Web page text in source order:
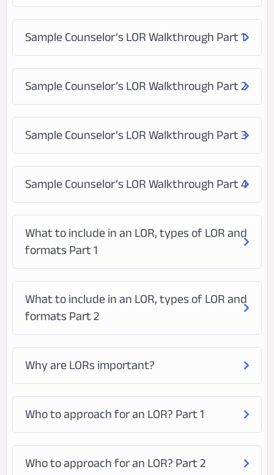
Sample Counselor’s LOR Walkthrough Part 1
Sample Counselor’s LOR Walkthrough Part 2
Sample Counselor’s LOR Walkthrough Part 3
Sample Counselor’s LOR Walkthrough Part 4
What to include in an LOR, types of LOR and
formats Part 1
What to include in an LOR, types of LOR and
formats Part 2
Why are LORs important?
Who to approach for an LOR? Part 1
Who to approach for an LOR? Part 2